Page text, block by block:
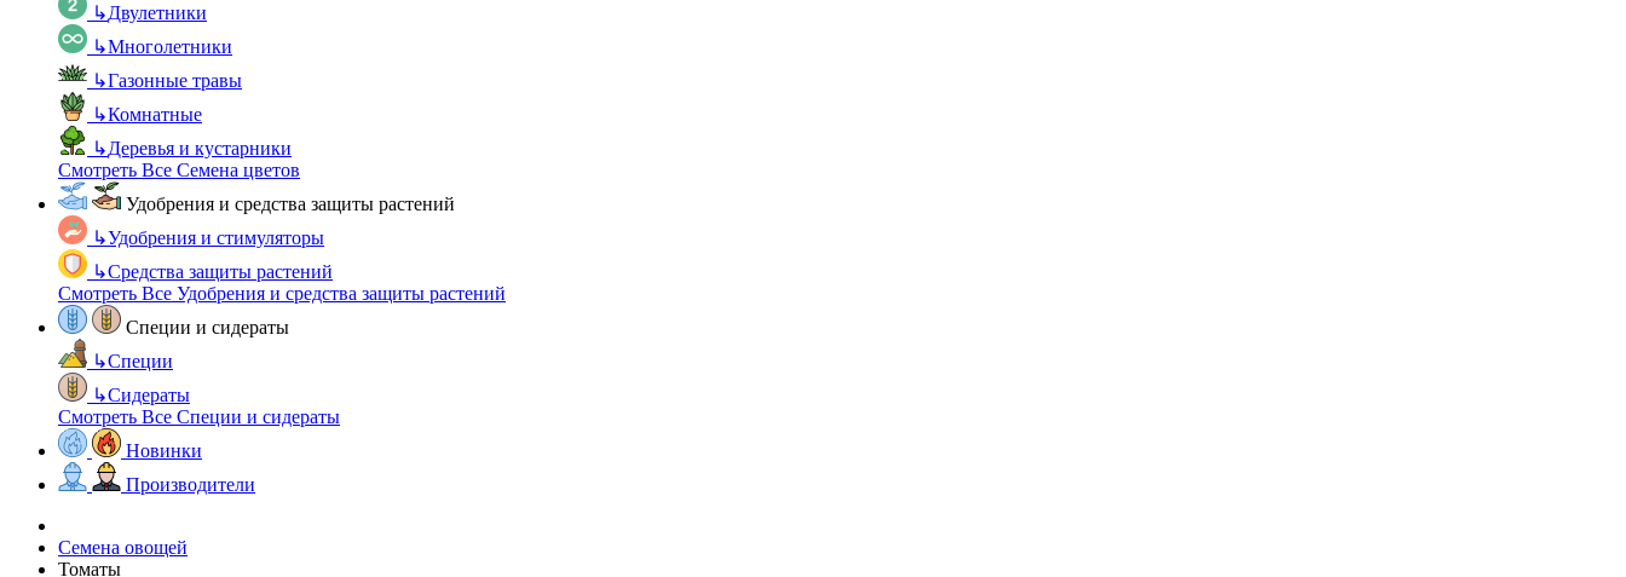
↳Двулетники
↳Многолетники
↳Газонные травы
↳Комнатные
↳Деревья и кустарники
Смотреть Все Семена цветов
Удобрения и средства защиты растений
↳Удобрения и стимуляторы
↳Средства защиты растений
Смотреть Все Удобрения и средства защиты растений
Специи и сидераты
↳Специи
↳Сидераты
Смотреть Все Специи и сидераты
Новинки
Производители
Семена овощей
Томаты